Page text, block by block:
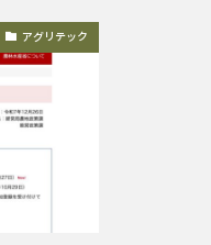
アグリテック